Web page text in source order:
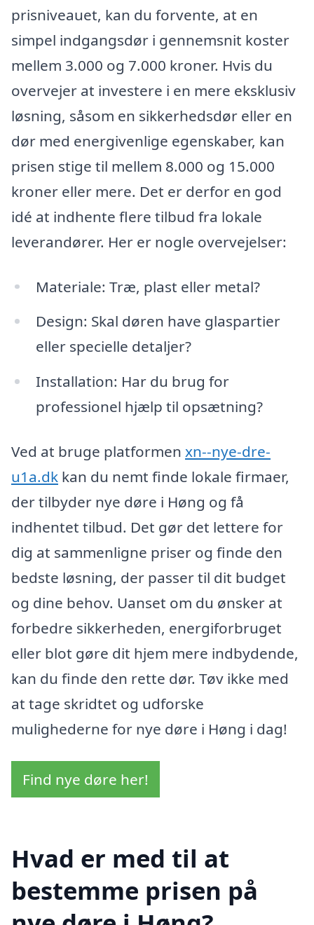
prisniveauet, kan du forvente, at en
simpel indgangsdør i gennemsnit koster
mellem 3.000 og 7.000 kroner. Hvis du
overvejer at investere i en mere eksklusiv
løsning, såsom en sikkerhedsdør eller en
dør med energivenlige egenskaber, kan
prisen stige til mellem 8.000 og 15.000
kroner eller mere. Det er derfor en god
idé at indhente flere tilbud fra lokale
leverandører. Her er nogle overvejelser:
Materiale: Træ, plast eller metal?
Design: Skal døren have glaspartier
eller specielle detaljer?
Installation: Har du brug for
professionel hjælp til opsætning?
Ved at bruge platformen xn--nye-dre-
u1a.dk kan du nemt finde lokale firmaer,
der tilbyder nye døre i Høng og få
indhentet tilbud. Det gør det lettere for
dig at sammenligne priser og finde den
bedste løsning, der passer til dit budget
og dine behov. Uanset om du ønsker at
forbedre sikkerheden, energiforbruget
eller blot gøre dit hjem mere indbydende,
kan du finde den rette dør. Tøv ikke med
at tage skridtet og udforske
mulighederne for nye døre i Høng i dag!
Find nye døre her!
Hvad er med til at
bestemme prisen på